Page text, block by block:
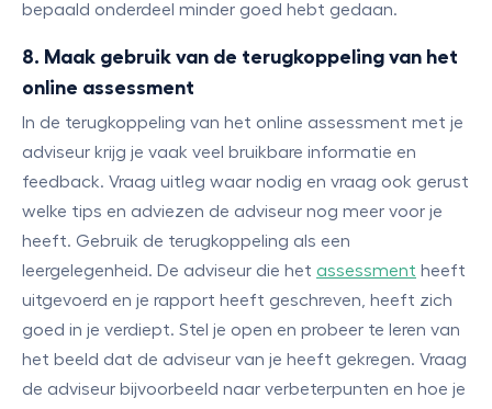
bepaald onderdeel minder goed hebt gedaan.
8. Maak gebruik van de terugkoppeling van het
online assessment
In de terugkoppeling van het online assessment met je
adviseur krijg je vaak veel bruikbare informatie en
feedback. Vraag uitleg waar nodig en vraag ook gerust
welke tips en adviezen de adviseur nog meer voor je
heeft. Gebruik de terugkoppeling als een
leergelegenheid. De adviseur die het assessment heeft
uitgevoerd en je rapport heeft geschreven, heeft zich
goed in je verdiept. Stel je open en probeer te leren van
het beeld dat de adviseur van je heeft gekregen. Vraag
de adviseur bijvoorbeeld naar verbeterpunten en hoe je